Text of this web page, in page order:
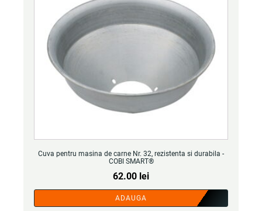
Cuva pentru masina de carne Nr. 32, rezistenta si durabila -
COBI SMART®
62.00 lei
ADAUGA